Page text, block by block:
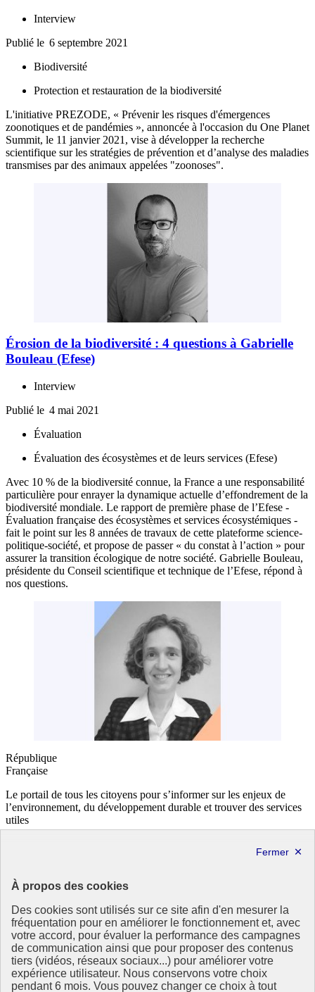
À propos des cookies
Des cookies sont utilisés sur ce site afin d'en mesurer la
fréquentation pour en améliorer le fonctionnement et, avec
votre accord, pour évaluer la performance des campagnes
de communication ainsi que pour proposer des contenus
tiers (vidéos, réseaux sociaux...) pour améliorer votre
expérience utilisateur. Nous conservons votre choix
pendant 6 mois. Vous pouvez changer ce choix à tout
Interview
Publié le 6 septembre 2021
Biodiversité
Protection et restauration de la biodiversité
L'initiative PREZODE, « Prévenir les risques d'émergences
zoonotiques et de pandémies », annoncée à l'occasion du One Planet
Summit, le 11 janvier 2021, vise à développer la recherche
scientifique sur les stratégies de prévention et d’analyse des maladies
transmises par des animaux appelées "zoonoses".
Érosion de la biodiversité : 4 questions à Gabrielle
Bouleau (Efese)
Interview
Publié le 4 mai 2021
Évaluation
Évaluation des écosystèmes et de leurs services (Efese)
Avec 10 % de la biodiversité connue, la France a une responsabilité
particulière pour enrayer la dynamique actuelle d’effondrement de la
biodiversité mondiale. Le rapport de première phase de l’Efese -
Évaluation française des écosystèmes et services écosystémiques -
fait le point sur les 8 années de travaux de cette plateforme science-
politique-société, et propose de passer « du constat à l’action » pour
assurer la transition écologique de notre société. Gabrielle Bouleau,
présidente du Conseil scientifique et technique de l’Efese, répond à
nos questions.
République
Française
Le portail de tous les citoyens pour s’informer sur les enjeux de
l’environnement, du développement durable et trouver des services
utiles
data.gouv.fr- ouvre une nouvelle fenêtre
Partenaire